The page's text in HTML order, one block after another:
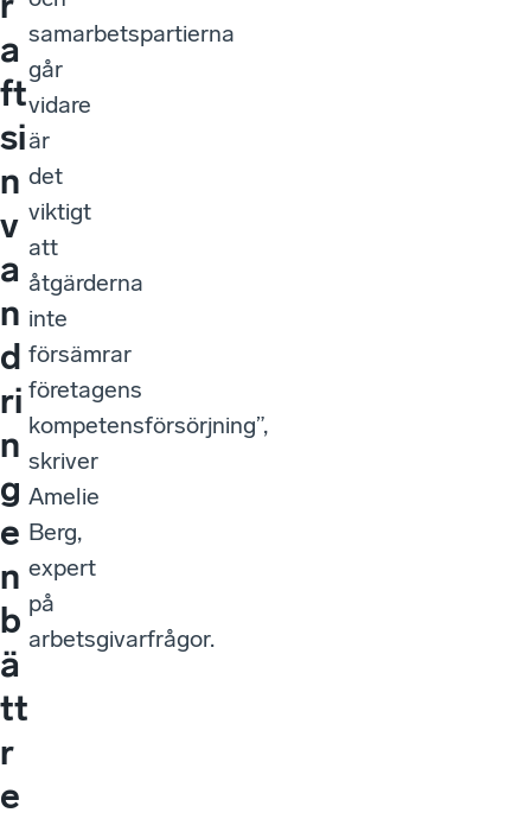
a
ft
si
n
v
a
n
d
ri
n
g
e
n
b
ä
tt
r
e
samarbetspartierna
går
vidare
är
det
viktigt
att
åtgärderna
inte
försämrar
företagens
kompetensförsörjning”,
skriver
Amelie
Berg,
expert
på
arbetsgivarfrågor.